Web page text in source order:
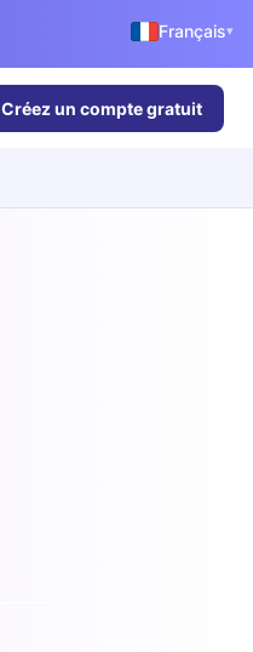
Français▾
Créez un compte gratuit